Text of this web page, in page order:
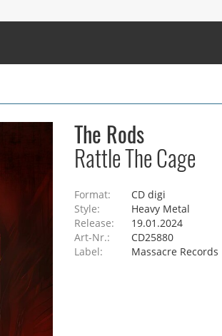
The Rods
Rattle The Cage
Format:
CD digi
Style:
Heavy Metal
Release:
19.01.2024
Art-Nr.:
CD25880
Label:
Massacre Records